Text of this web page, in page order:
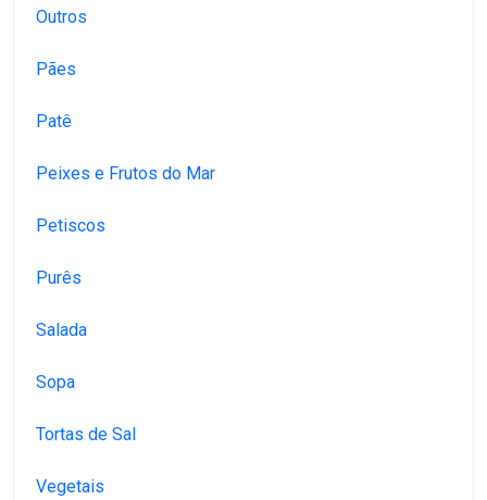
Outros
Pães
Patê
Peixes e Frutos do Mar
Petiscos
Purês
Salada
Sopa
Tortas de Sal
Vegetais